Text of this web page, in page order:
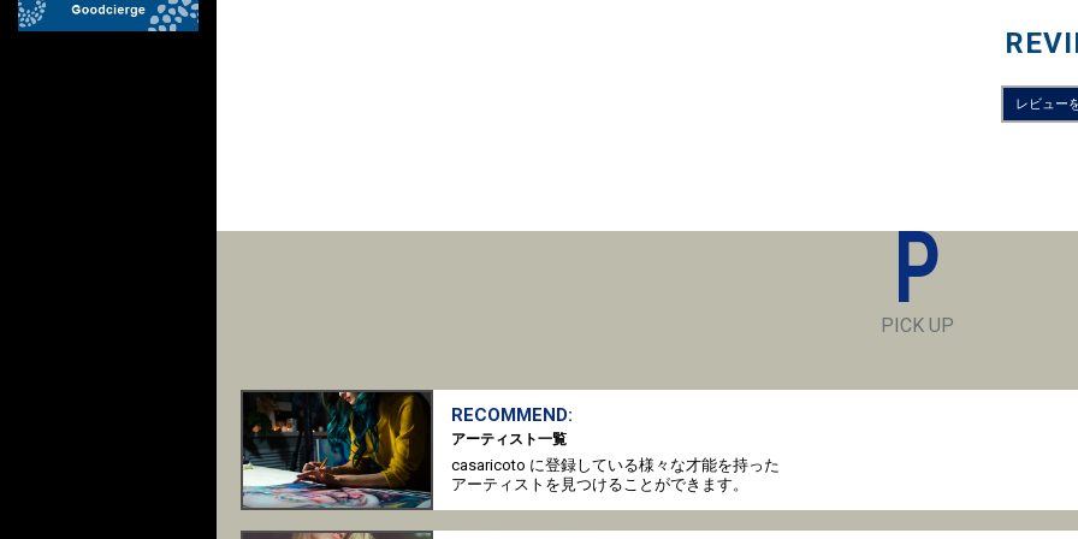
レビュー
P
PICK UP
RECOMMEND:
アーティスト一覧
casaricoto に登録している様々な才能を持った
アーティストを見つけることができます。